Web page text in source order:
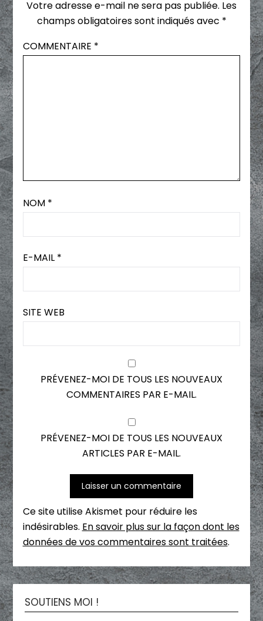
Votre adresse e-mail ne sera pas publiée. Les
champs obligatoires sont indiqués avec *
COMMENTAIRE *
NOM *
E-MAIL *
SITE WEB
PRÉVENEZ-MOI DE TOUS LES NOUVEAUX
COMMENTAIRES PAR E-MAIL.
PRÉVENEZ-MOI DE TOUS LES NOUVEAUX
ARTICLES PAR E-MAIL.
Ce site utilise Akismet pour réduire les
indésirables. En savoir plus sur la façon dont les
données de vos commentaires sont traitées.
SOUTIENS MOI !